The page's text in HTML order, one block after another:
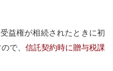
益権が相続されたときに初
で、 信託契約時に贈与税課